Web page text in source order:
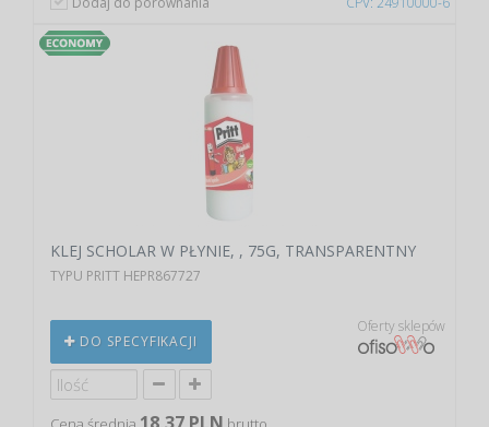
KLEJ SCHOLAR W PŁYNIE, , 75G, TRANSPARENTNY
TYPU PRITT HEPR867727
DO SPECYFIKACJI
Oferty sklepów
18,37 PLN